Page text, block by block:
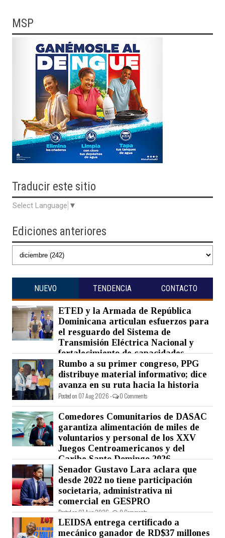
MSP
Traducir este sitio
Select Language ▼
Ediciones anteriores
NUEVO TENDENCIA CONTACTO
ETED y la Armada de República
Dominicana articulan esfuerzos para
el resguardo del Sistema de
Transmisión Eléctrica Nacional y
fortalecimiento de capacidades.
Posted on 07 Aug 2026 - 0 Comments
Rumbo a su primer congreso, PPG
distribuye material informativo; dice
avanza en su ruta hacia la historia
Posted on 07 Aug 2026 - 0 Comments
Comedores Comunitarios de DASAC
garantiza alimentación de miles de
voluntarios y personal de los XXV
Juegos Centroamericanos y del
Caribe Santo Domingo 2026
Posted on 07 Aug 2026 - 0 Comments
Senador Gustavo Lara aclara que
desde 2022 no tiene participación
societaria, administrativa ni
comercial en GESPRO
Posted on 07 Aug 2026 - 0 Comments
LEIDSA entrega certificado a
mecánico ganador de RD$37 millones